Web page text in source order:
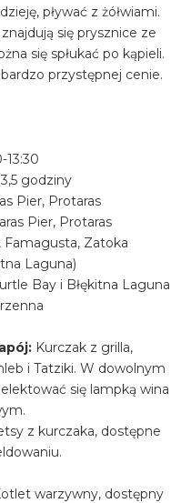
pływać z żółwiami.
się prysznice ze
się spłukać po kąpieli.
przystępnej cenie.
13:30
3,5 godziny
Pier, Protaras
Pier, Protaras
Zatoka
Laguna)
Bay i Błękitna Laguna
Kurczak z grilla,
i Tatziki. W dowolnym
się lampką wina
z kurczaka, dostępne
warzywny, dostępny